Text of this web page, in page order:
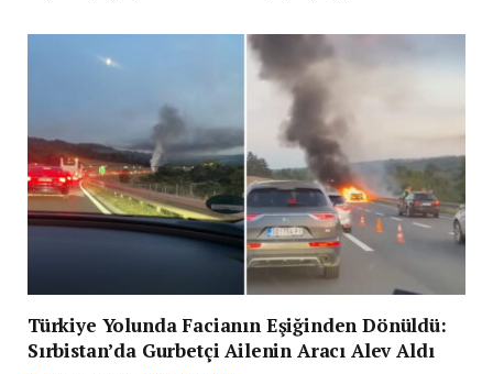
Türkiye Yolunda Facianın Eşiğinden Dönüldü:
Sırbistan’da Gurbetçi Ailenin Aracı Alev Aldı